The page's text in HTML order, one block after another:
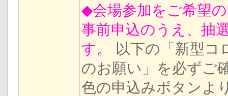
◆会場参加をご希望
事前申込のうえ、抽
す。
以下の「新型コ
のお願い」を必ずご
色の申込みボタンよ